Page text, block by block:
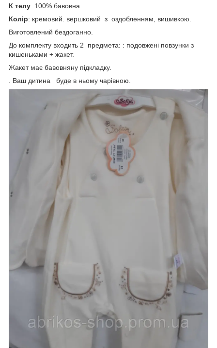
К телу 100% бавовна
Колір: кремовий. вершковий з оздобленням, вишивкою.
Виготовлений бездоганно.
До комплекту входить 2 предмета: : подовжені повзунки з
кишеньками + жакет.
Жакет має бавовняну підкладку.
. Ваш дитина буде в ньому чарівною.